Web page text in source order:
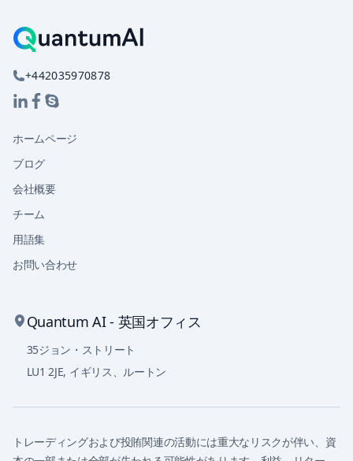
+442035970878
ホームページ
ブログ
会社概要
チーム
用語集
お問い合わせ
Quantum AI - 英国オフィス
35ジョン・ストリート
LU1 2JE, イギリス、ルートン
トレーディングおよび投賄関連の活動には重大なリスクが伴い、資